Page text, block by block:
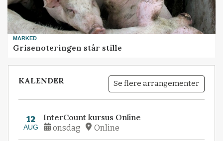
MARKED
Grisenoteringen står stille
KALENDER Se flere arrangementer
12
AUG
InterCount kursus Online
onsdag Online